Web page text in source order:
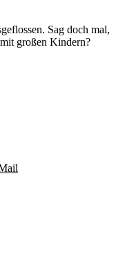
Sag doch mal,
großen Kindern?